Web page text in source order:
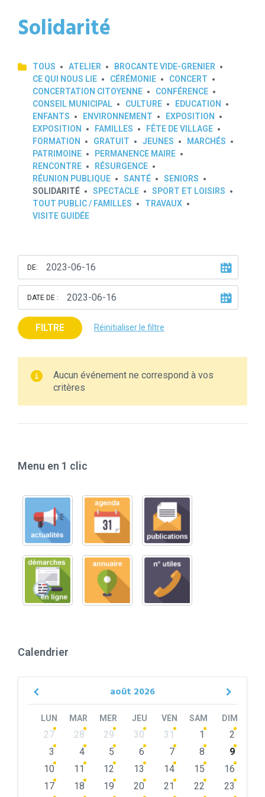
Solidarité
TOUS ATELIER
BROCANTE VIDE-GRENIER
CE QUI NOUS LIE
CÉRÉMONIE
CONCERT
CONCERTATION CITOYENNE
CONFÉRENCE
CONSEIL MUNICIPAL
CULTURE
EDUCATION
ENFANTS
ENVIRONNEMENT
EXPOSITION
EXPOSITION
FAMILLES
FÊTE DE VILLAGE
FORMATION
GRATUIT JEUNES
MARCHÉS
PATRIMOINE
PERMANENCE MAIRE
RENCONTRE
RÉSURGENCE
RÉUNION PUBLIQUE
SANTÉ
SENIORS
SOLIDARITÉ
SPECTACLE
SPORT ET LOISIRS
TOUT PUBLIC / FAMILLES
TRAVAUX
VISITE GUIDÉE
DE:
DATE DE :
FILTRE Réinitialiser le filtre
Aucun événement ne correspond à vos
critères
Menu en 1 clic
Calendrier
août 2026
Previous
LUN MAR MER JEU VEN SAM DIM
Skip
calendar
27 28 29 30 31 1
2
3
4 5 6 7 8
9
10
11 12 13 14 15
16
17
18 19 20 21 22
23